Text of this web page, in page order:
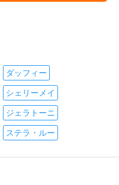
ダッフィー
シェリーメイ
ジェラトーニ
ステラ・ルー